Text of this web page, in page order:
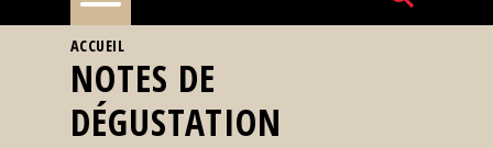
À
la
une
VOUS ÊTES ICI
ACCUEIL
NOTES DE
DÉGUSTATION